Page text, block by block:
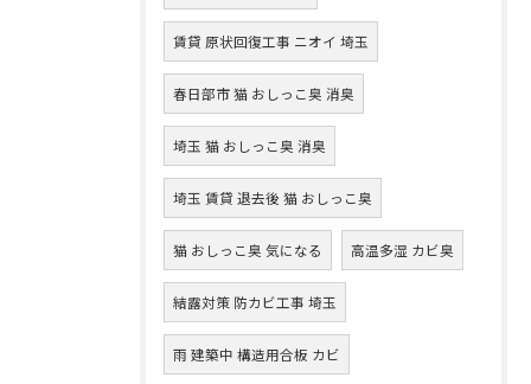
賃貸 原状回復工事 ニオイ 埼玉
春日部市 猫 おしっこ臭 消臭
埼玉 猫 おしっこ臭 消臭
埼玉 賃貸 退去後 猫 おしっこ臭
猫 おしっこ臭 気になる 高温多湿 カビ臭
結露対策 防カビ工事 埼玉
雨 建築中 構造用合板 カビ